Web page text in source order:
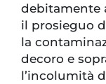
debitamente
il prosieguo
la
decoro e
l’incolumità